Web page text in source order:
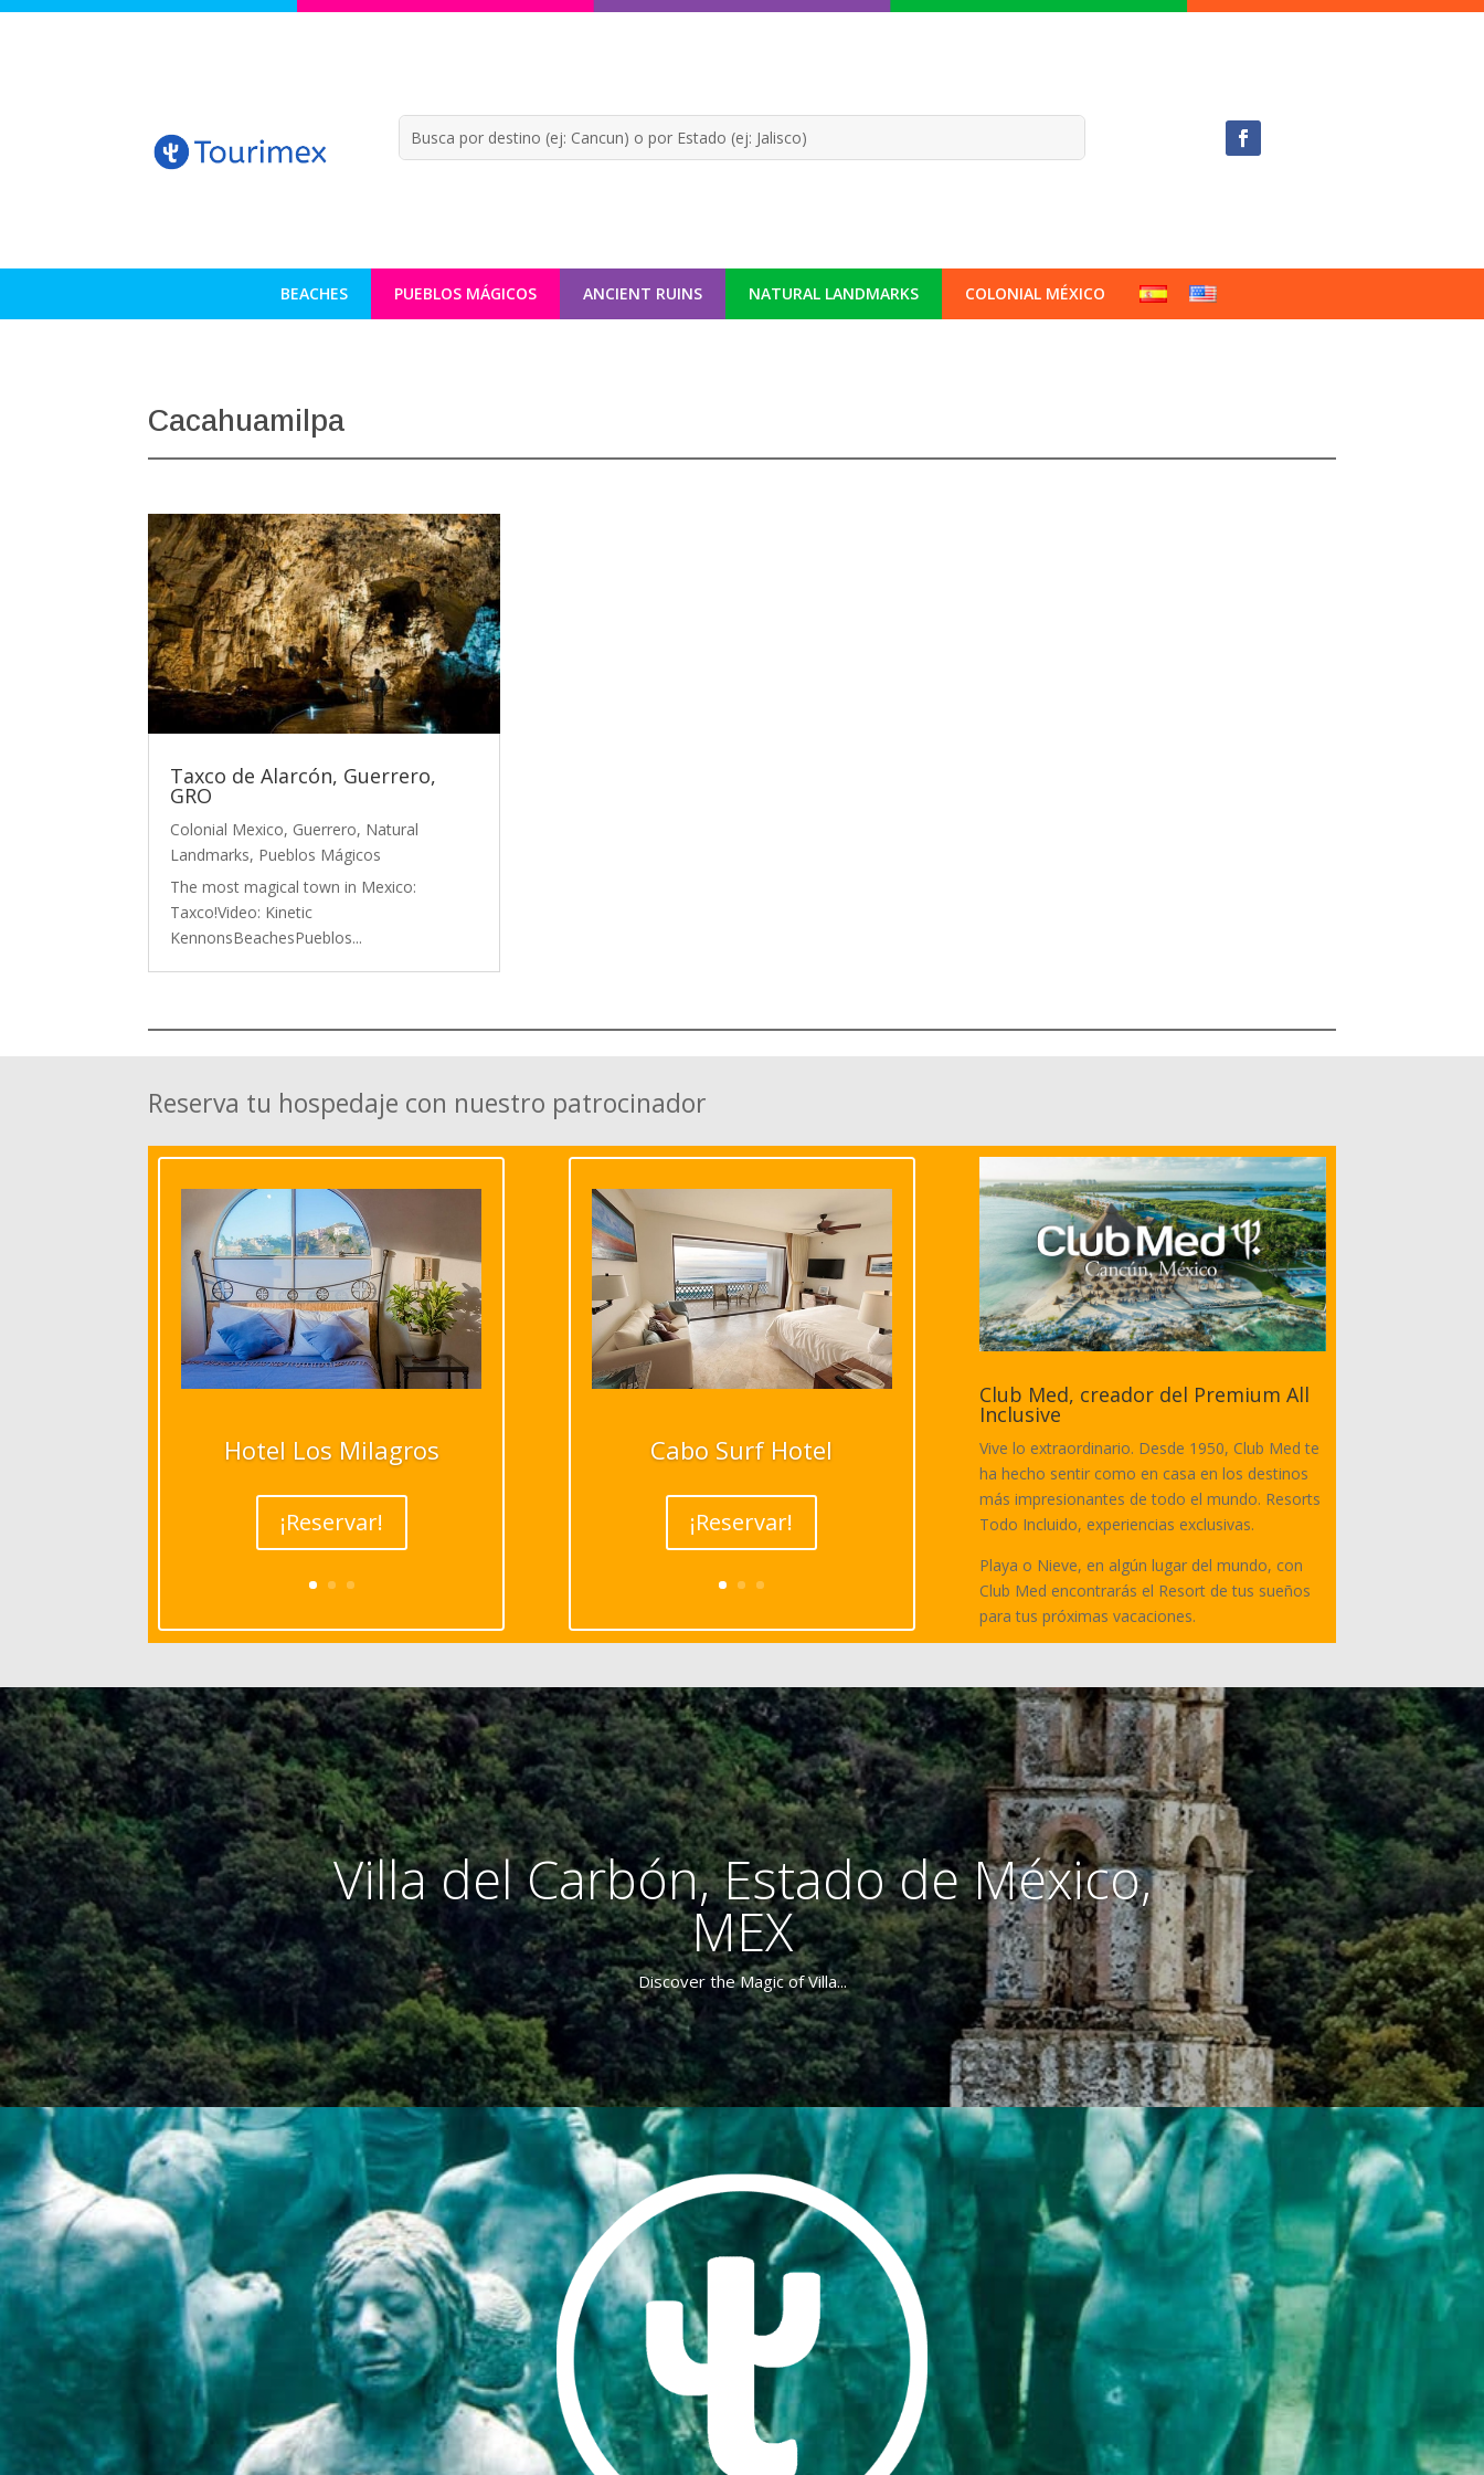
BEACHES PUEBLOS MÁGICOS ANCIENT RUINS NATURAL LANDMARKS COLONIAL MÉXICO
Cacahuamilpa
Taxco de Alarcón, Guerrero,
GRO
Colonial Mexico, Guerrero, Natural
Landmarks, Pueblos Mágicos
The most magical town in Mexico:
Taxco!Video: Kinetic
KennonsBeachesPueblos...
Reserva tu hospedaje con nuestro patrocinador
Hotel Los Milagros
¡Reservar!
Cabo Surf Hotel
¡Reservar!
Club Med, creador del Premium All
Inclusive
Vive lo extraordinario. Desde 1950, Club Med te
ha hecho sentir como en casa en los destinos
más impresionantes de todo el mundo. Resorts
Todo Incluido, experiencias exclusivas.
Playa o Nieve, en algún lugar del mundo, con
Club Med encontrarás el Resort de tus sueños
para tus próximas vacaciones.
Villa del Carbón, Estado de México,
MEX
Discover the Magic of Villa...